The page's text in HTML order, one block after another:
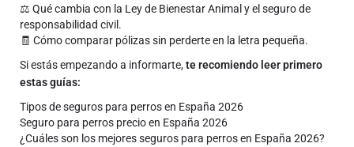
⚖️ Qué cambia con la Ley de Bienestar Animal y el seguro de
responsabilidad civil.
🧾 Cómo comparar pólizas sin perderte en la letra pequeña.
Si estás empezando a informarte,te recomiendo leer primero
estas guías:
Tipos de seguros para perros en España 2026
Seguro para perros precio en España 2026
¿Cuáles son los mejores seguros para perros en España 2026?